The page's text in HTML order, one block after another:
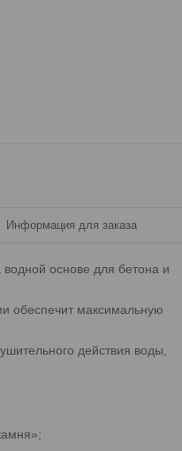
Информация для заказа
основе для бетона и
обеспечит максимальную
действия воды,